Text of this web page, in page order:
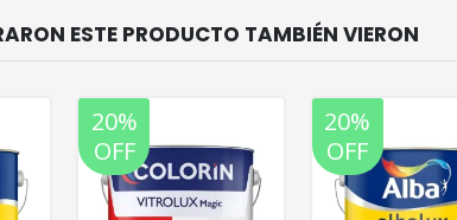
20%
OFF
20%
OFF